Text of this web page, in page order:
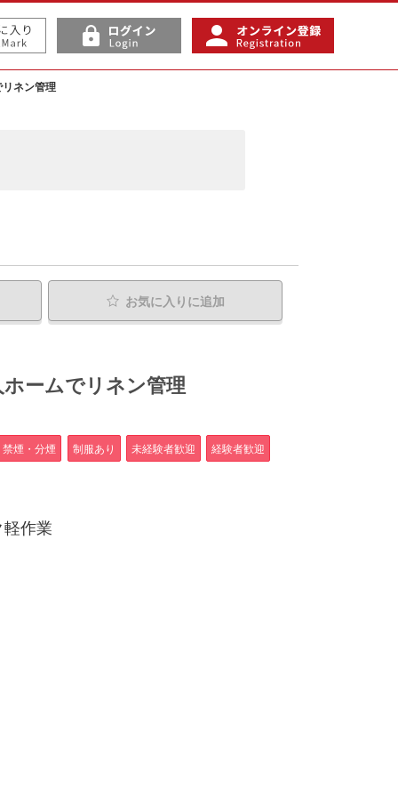
ネン管理
お気に入り に追加
ームでリネン管理
禁煙・分煙 制服あり 未経験者歓迎 経験者歓迎
作業